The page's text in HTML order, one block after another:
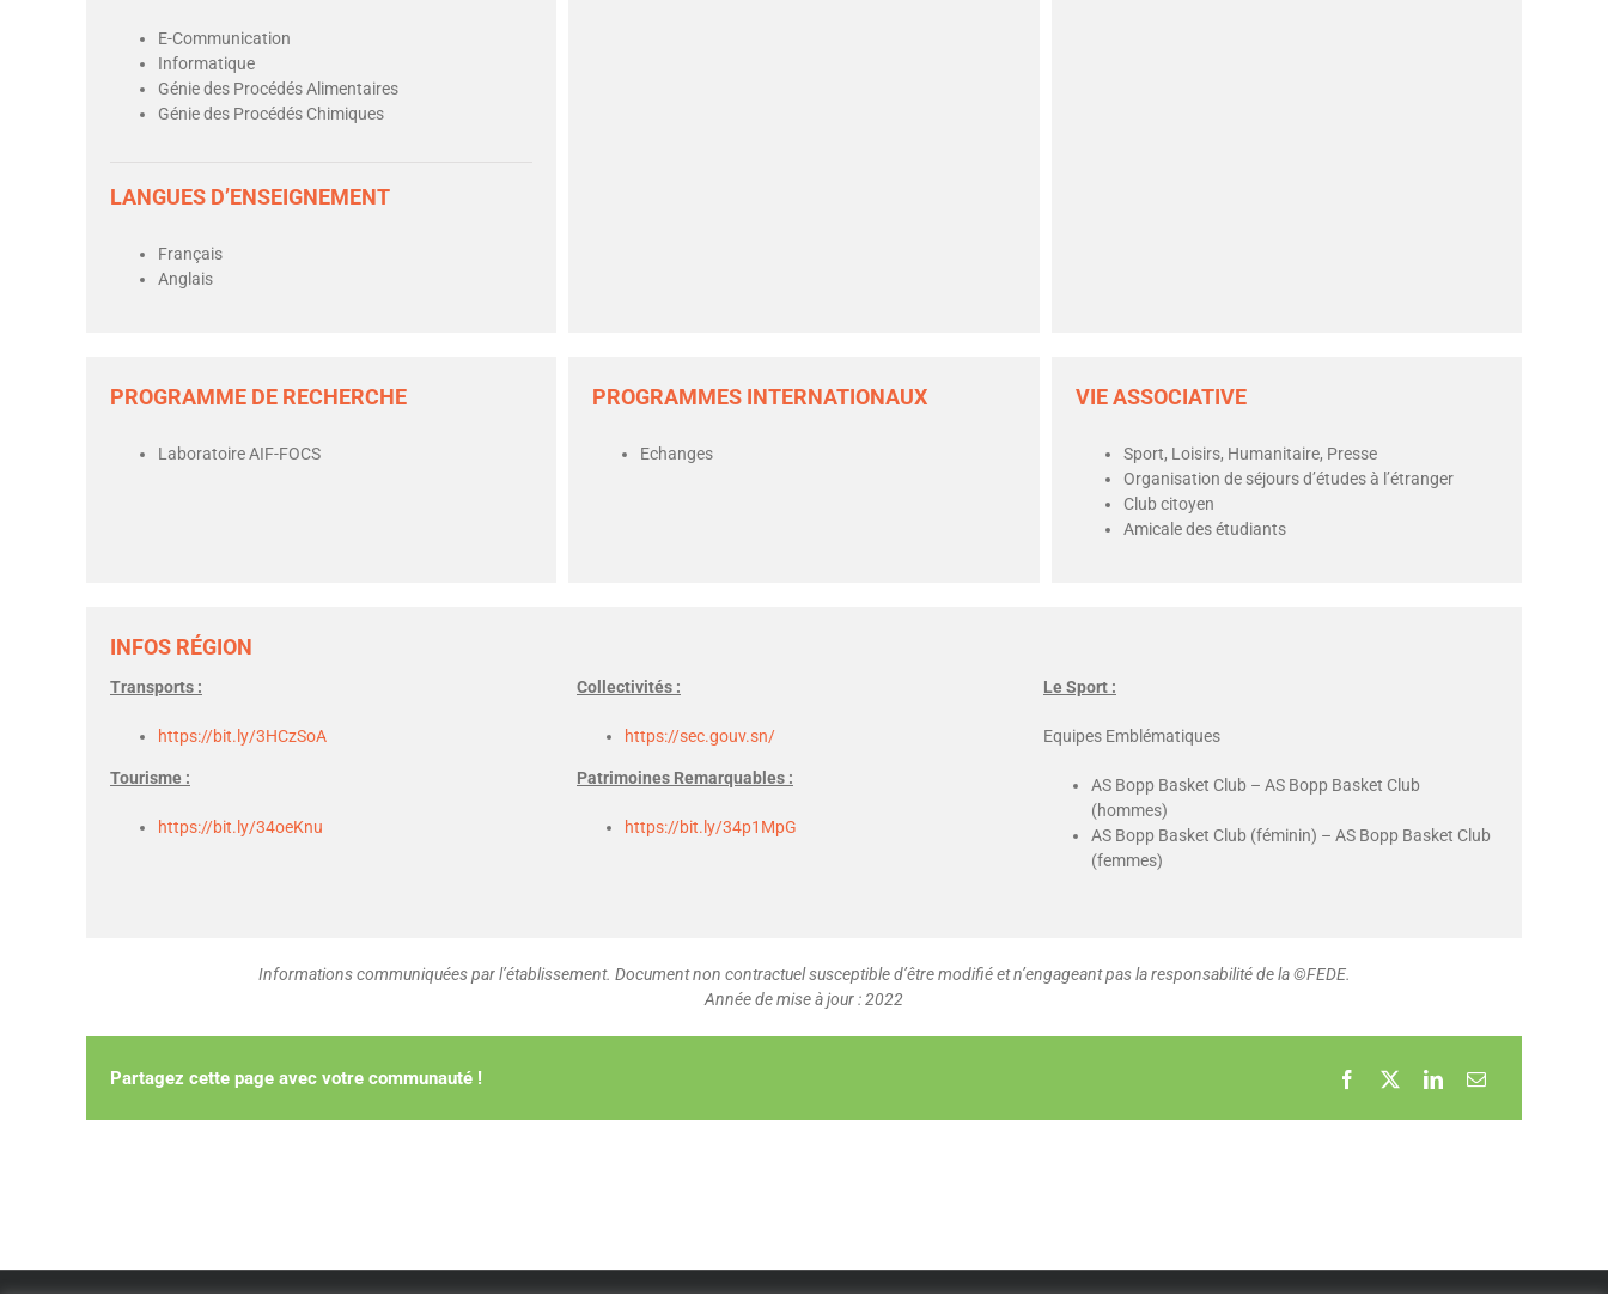
E-Communication
Informatique
Génie des Procédés Alimentaires
Génie des Procédés Chimiques
LANGUES D’ENSEIGNEMENT
Français
Anglais
PROGRAMME DE RECHERCHE
Laboratoire AIF-FOCS
PROGRAMMES INTERNATIONAUX
Echanges
VIE ASSOCIATIVE
Sport, Loisirs, Humanitaire, Presse
Organisation de séjours d’études à l’étranger
Club citoyen
Amicale des étudiants
INFOS RÉGION
Transports :
https://bit.ly/3HCzSoA
Tourisme :
https://bit.ly/34oeKnu
Collectivités :
https://sec.gouv.sn/
Patrimoines Remarquables :
https://bit.ly/34p1MpG
Le Sport :
Equipes Emblématiques
AS Bopp Basket Club – AS Bopp Basket Club
(hommes)
AS Bopp Basket Club (féminin) – AS Bopp Basket Club
(femmes)
Informations communiquées par l’établissement. Document non contractuel susceptible d’être modifié et n’engageant pas la responsabilité de la ©FEDE.
Année de mise à jour : 2022
Partagez cette page avec votre communauté !